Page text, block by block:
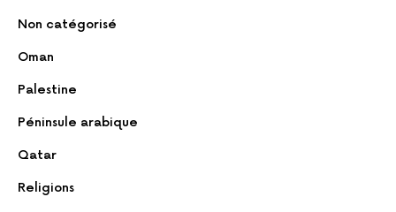
Non catégorisé
Oman
Palestine
Péninsule arabique
Qatar
Religions